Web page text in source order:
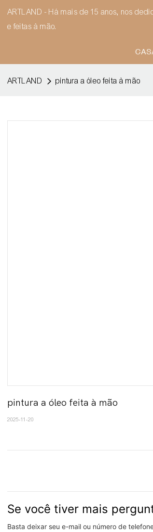
ARTLAND - Há mais de 15 anos, nos
e feitas à mão.
ARTLAND pintura a óleo feita à mão
pintura a óleo feita à mão
2025-11-20
Se você tiver mais
Basta deixar seu e-mail ou número de